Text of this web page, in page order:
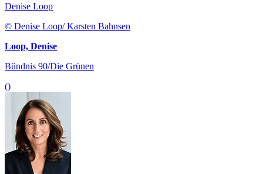
Denise Loop
© Denise Loop/ Karsten Bahnsen
Loop, Denise
Bündnis 90/Die Grünen
()